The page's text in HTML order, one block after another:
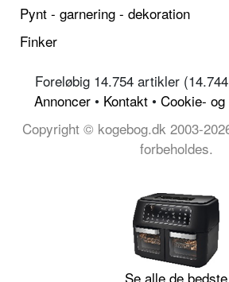
Pynt - garnering - dekoration
Finker
Foreløbig 14.754 artikler
Annoncer • Kontakt • Cookie-
Copyright © kogebog.dk 2003-
forbeholdes.
Se alle de bedste